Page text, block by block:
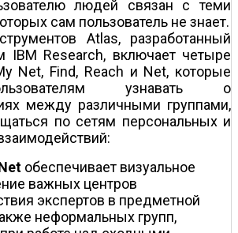
людей связан с теми
сам пользователь не знает.
Atlas, разработанный
IBM Research, включает четыре
Net, Find, Reach и Net, которые
узнавать о
между различными группами,
по сетям персональных и
обеспечивает визуальное
важных центров
экспертов в предметной
неформальных групп,